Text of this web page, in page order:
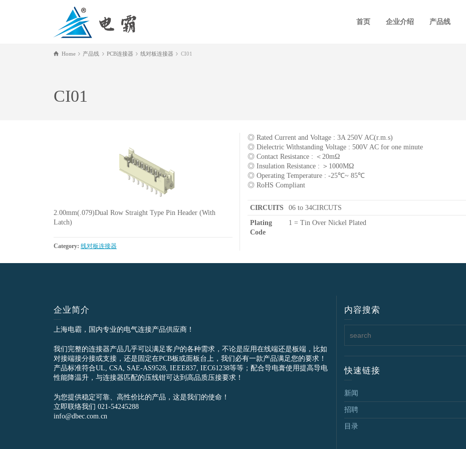
首页 企业介绍 产品线
Home 产品线 PCB连接器 线对板连接器 CI01
CI01
2.00mm(.079)Dual Row Straight Type Pin Header (With
Latch)
Category: 线对板连接器
◎ Rated Current and Voltage : 3A 250V AC(r.m.s)
◎ Dielectric Withstanding Voltage : 500V AC for one minute
◎ Contact Resistance : ＜20mΩ
◎ Insulation Resistance : ＞1000MΩ
◎ Operating Temperature : -25℃~ 85℃
◎ RoHS Compliant
CIRCUITS
06 to 34CIRCUTS
Plating
Code
1 = Tin Over Nickel Plated
企业简介
上海电霸，国内专业的电气连接产品供应商！
我们完整的连接器产品几乎可以满足客户的各种需求，不论是应用在线端还是板端，比如
对接端接分接或支接，还是固定在PCB板或面板台上，我们必有一款产品满足您的要求！
产品标准符合UL, CSA, SAE-AS9528, IEEE837, IEC61238等等；配合导电膏使用提高导电
性能降温升，与连接器匹配的压线钳可达到高品质压接要求！
为您提供稳定可靠、高性价比的产品，这是我们的使命！
立即联络我们 021-54245288
info@dbec.com.cn
内容搜索
快速链接
新闻
招聘
目录